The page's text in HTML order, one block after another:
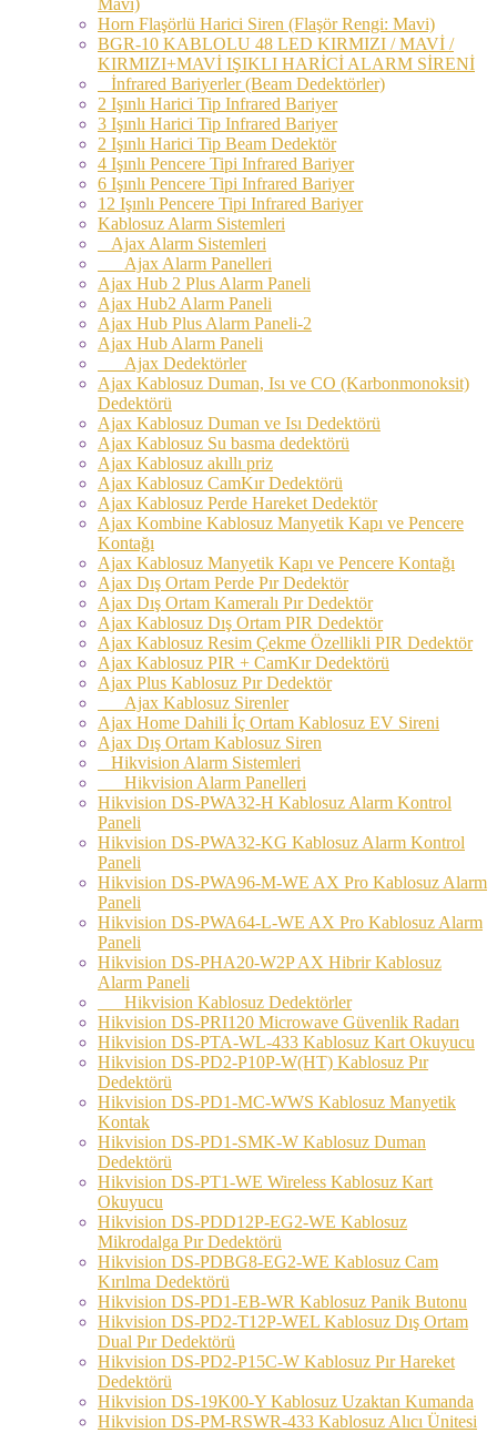
Horn Flaşörlü Harici Siren (Flaşör Rengi: Mavi)
BGR-10 KABLOLU 48 LED KIRMIZI / MAVİ /
KIRMIZI+MAVİ IŞIKLI HARİCİ ALARM SİRENİ
İnfrared Bariyerler (Beam Dedektörler)
2 Işınlı Harici Tip Infrared Bariyer
3 Işınlı Harici Tip Infrared Bariyer
2 Işınlı Harici Tip Beam Dedektör
4 Işınlı Pencere Tipi Infrared Bariyer
6 Işınlı Pencere Tipi Infrared Bariyer
12 Işınlı Pencere Tipi Infrared Bariyer
Kablosuz Alarm Sistemleri
Ajax Alarm Sistemleri
Ajax Alarm Panelleri
Ajax Hub 2 Plus Alarm Paneli
Ajax Hub2 Alarm Paneli
Ajax Hub Plus Alarm Paneli-2
Ajax Hub Alarm Paneli
Ajax Dedektörler
Ajax Kablosuz Duman, Isı ve CO (Karbonmonoksit)
Dedektörü
Ajax Kablosuz Duman ve Isı Dedektörü
Ajax Kablosuz Su basma dedektörü
Ajax Kablosuz akıllı priz
Ajax Kablosuz CamKır Dedektörü
Ajax Kablosuz Perde Hareket Dedektör
Ajax Kombine Kablosuz Manyetik Kapı ve Pencere
Kontağı
Ajax Kablosuz Manyetik Kapı ve Pencere Kontağı
Ajax Dış Ortam Perde Pır Dedektör
Ajax Dış Ortam Kameralı Pır Dedektör
Ajax Kablosuz Dış Ortam PIR Dedektör
Ajax Kablosuz Resim Çekme Özellikli PIR Dedektör
Ajax Kablosuz PIR + CamKır Dedektörü
Ajax Plus Kablosuz Pır Dedektör
Ajax Kablosuz Sirenler
Ajax Home Dahili İç Ortam Kablosuz EV Sireni
Ajax Dış Ortam Kablosuz Siren
Hikvision Alarm Sistemleri
Hikvision Alarm Panelleri
Hikvision DS-PWA32-H Kablosuz Alarm Kontrol
Paneli
Hikvision DS-PWA32-KG Kablosuz Alarm Kontrol
Paneli
Hikvision DS-PWA96-M-WE AX Pro Kablosuz Alarm
Paneli
Hikvision DS-PWA64-L-WE AX Pro Kablosuz Alarm
Paneli
Hikvision DS-PHA20-W2P AX Hibrir Kablosuz
Alarm Paneli
Hikvision Kablosuz Dedektörler
Hikvision DS-PRI120 Microwave Güvenlik Radarı
Hikvision DS-PTA-WL-433 Kablosuz Kart Okuyucu
Hikvision DS-PD2-P10P-W(HT) Kablosuz Pır
Dedektörü
Hikvision DS-PD1-MC-WWS Kablosuz Manyetik
Kontak
Hikvision DS-PD1-SMK-W Kablosuz Duman
Dedektörü
Hikvision DS-PT1-WE Wireless Kablosuz Kart
Okuyucu
Hikvision DS-PDD12P-EG2-WE Kablosuz
Mikrodalga Pır Dedektörü
Hikvision DS-PDBG8-EG2-WE Kablosuz Cam
Kırılma Dedektörü
Hikvision DS-PD1-EB-WR Kablosuz Panik Butonu
Hikvision DS-PD2-T12P-WEL Kablosuz Dış Ortam
Dual Pır Dedektörü
Hikvision DS-PD2-P15C-W Kablosuz Pır Hareket
Dedektörü
Hikvision DS-19K00-Y Kablosuz Uzaktan Kumanda
Hikvision DS-PM-RSWR-433 Kablosuz Alıcı Ünitesi